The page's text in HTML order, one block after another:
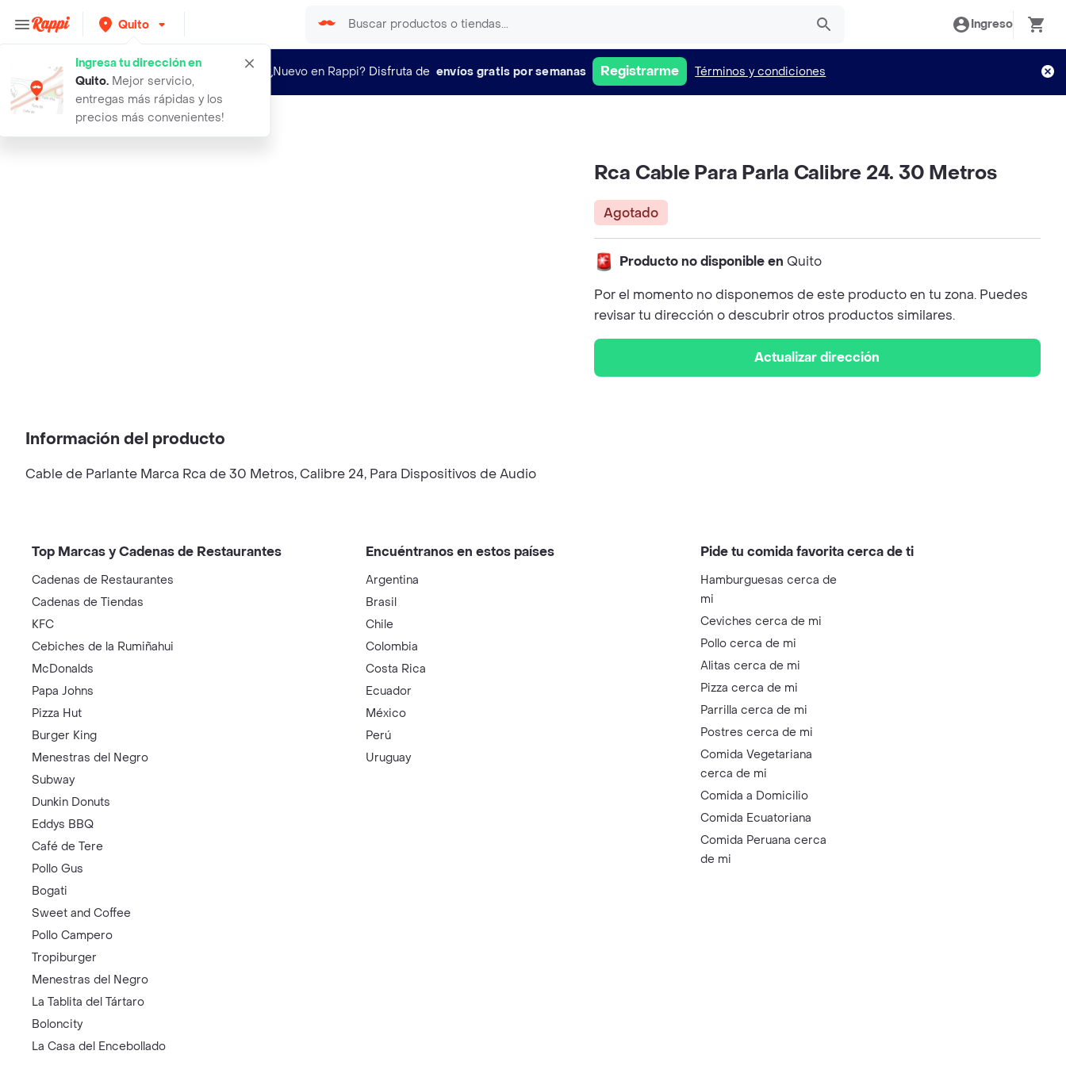
Quito
Ingresa tu dirección en
Quito. Mejor servicio,
entregas más rápidas y los
precios más convenientes!
Ingreso
¿Nuevo en Rappi? Disfruta de envíos gratis por semanas Registrarme Términos y condiciones
rca cable para parla calibre 24 30
Rca Cable Para Parla Calibre 24. 30 Metros
Agotado
Producto no disponible en Quito
Por el momento no disponemos de este producto en tu zona. Puedes
revisar tu dirección o descubrir otros productos similares.
Actualizar dirección
Información del producto
Cable de Parlante Marca Rca de 30 Metros, Calibre 24, Para Dispositivos de Audio
Top Marcas y Cadenas de Restaurantes
Cadenas de Restaurantes
Cadenas de Tiendas
KFC
Cebiches de la Rumiñahui
McDonalds
Papa Johns
Pizza Hut
Burger King
Menestras del Negro
Subway
Dunkin Donuts
Eddys BBQ
Café de Tere
Pollo Gus
Bogati
Sweet and Coffee
Pollo Campero
Tropiburger
Menestras del Negro
La Tablita del Tártaro
Boloncity
La Casa del Encebollado
Encuéntranos en estos países
Argentina
Brasil
Chile
Colombia
Costa Rica
Ecuador
México
Perú
Uruguay
Pide tu comida favorita cerca de ti
Hamburguesas cerca de
mi
Ceviches cerca de mi
Pollo cerca de mi
Alitas cerca de mi
Pizza cerca de mi
Parrilla cerca de mi
Postres cerca de mi
Comida Vegetariana
cerca de mi
Comida a Domicilio
Comida Ecuatoriana
Comida Peruana cerca
de mi